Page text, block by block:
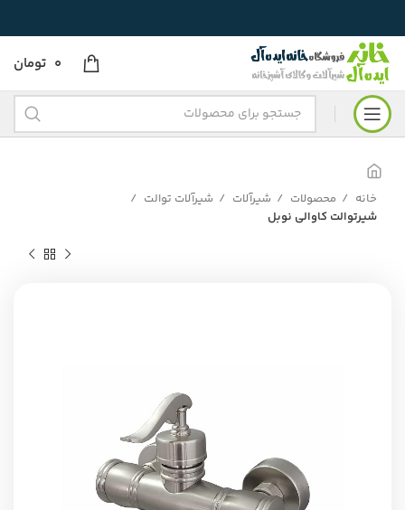
0 تومان
خانه محصولات شیرآلات
شیرآلات توالت
شیرتوالت کاوالی نوبل